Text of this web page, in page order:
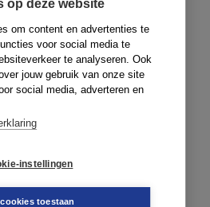
op deze website
om content en advertenties te
voor social media te
te analyseren. Ook
jouw gebruik van onze site
social media, adverteren en
instellingen
toestaan
maatregel van berisping op.
gedragsregel 3 (6 oud)